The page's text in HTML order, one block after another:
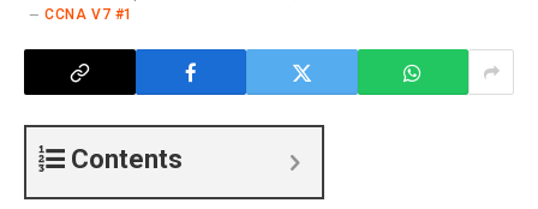
CCNA V7 #1
Contents